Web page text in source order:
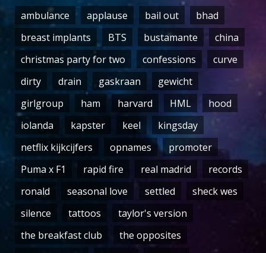
ambulance applause bail out
bhad
breast implants
BTS bustamante
china
christmas party for two
confessions
curve
dirty
drain gaskraan
gewicht
girlgroup
ham harvard HML
hood
iolanda
kapster keel
kingsday
netflix kijkcijfers
opnames
promoter
Puma x F1
rapid fire real madrid
records
ronald
seasonal love settled
sheck wes
silence
tattoos
taylor's version
the breakfast club
the opposites